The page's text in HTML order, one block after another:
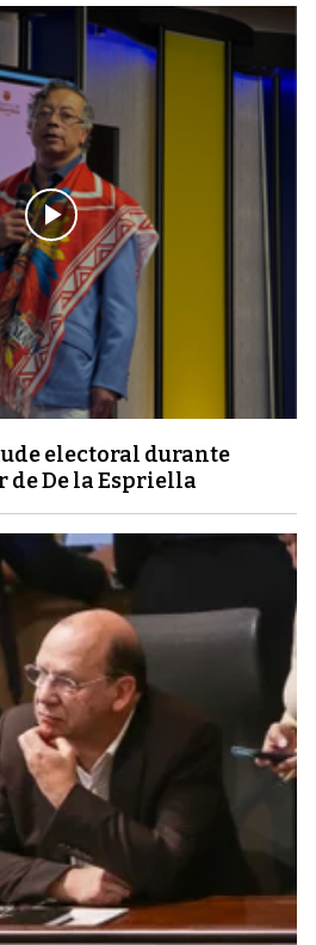
electoral durante
de De la Espriella